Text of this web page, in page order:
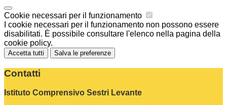
Cookie necessari per il funzionamento
I cookie necessari per il funzionamento non possono essere
disabilitati. È possibile consultare l'elenco nella pagina della
cookie policy.
Accetta tutti Salva le preferenze
Contatti
Istituto Comprensivo Sestri Levante